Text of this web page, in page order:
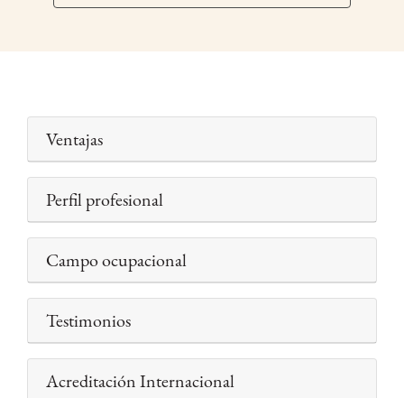
Ventajas
Perfil profesional
Campo ocupacional
Testimonios
Acreditación Internacional